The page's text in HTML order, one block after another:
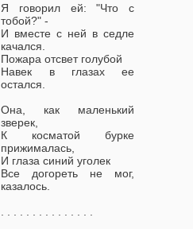
Я говорил ей: "Что с
тобой?" -
И вместе с ней в седле
качался.
Пожара отсвет голубой
Навек в глазах ее
остался.
Она, как маленький
зверек,
К косматой бурке
прижималась,
И глаза синий уголек
Все догореть не мог,
казалось.